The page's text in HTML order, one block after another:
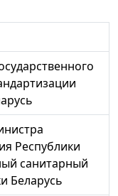
Республики
санитарный
Беларусь